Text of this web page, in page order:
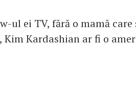
ul ei TV, fără o mamă
Kim Kardashian ar fi o